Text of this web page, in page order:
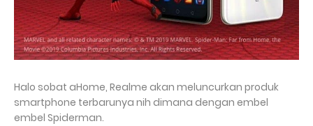
Halo sobat aHome, Realme akan meluncurkan produk
smartphone terbarunya nih dimana dengan embel
embel Spiderman.